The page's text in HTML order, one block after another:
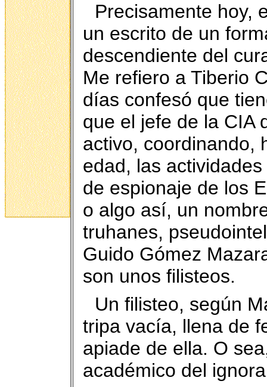
Precisamente hoy,
un escrito de un
descendiente del
Me refiero a Tiberio
días confesó que
que el jefe de la CIA
activo, coordinando,
edad, las
de espionaje de los
o algo así, un
truhanes,
Guido Gómez
son unos filisteos.
Un filisteo, según
tripa vacía, llena de
apiade de ella. O
académico del